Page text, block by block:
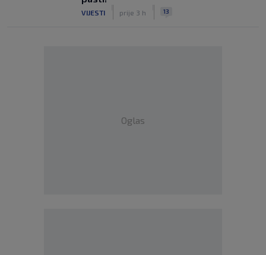
VIJESTI prije 3 h 13
Oglas